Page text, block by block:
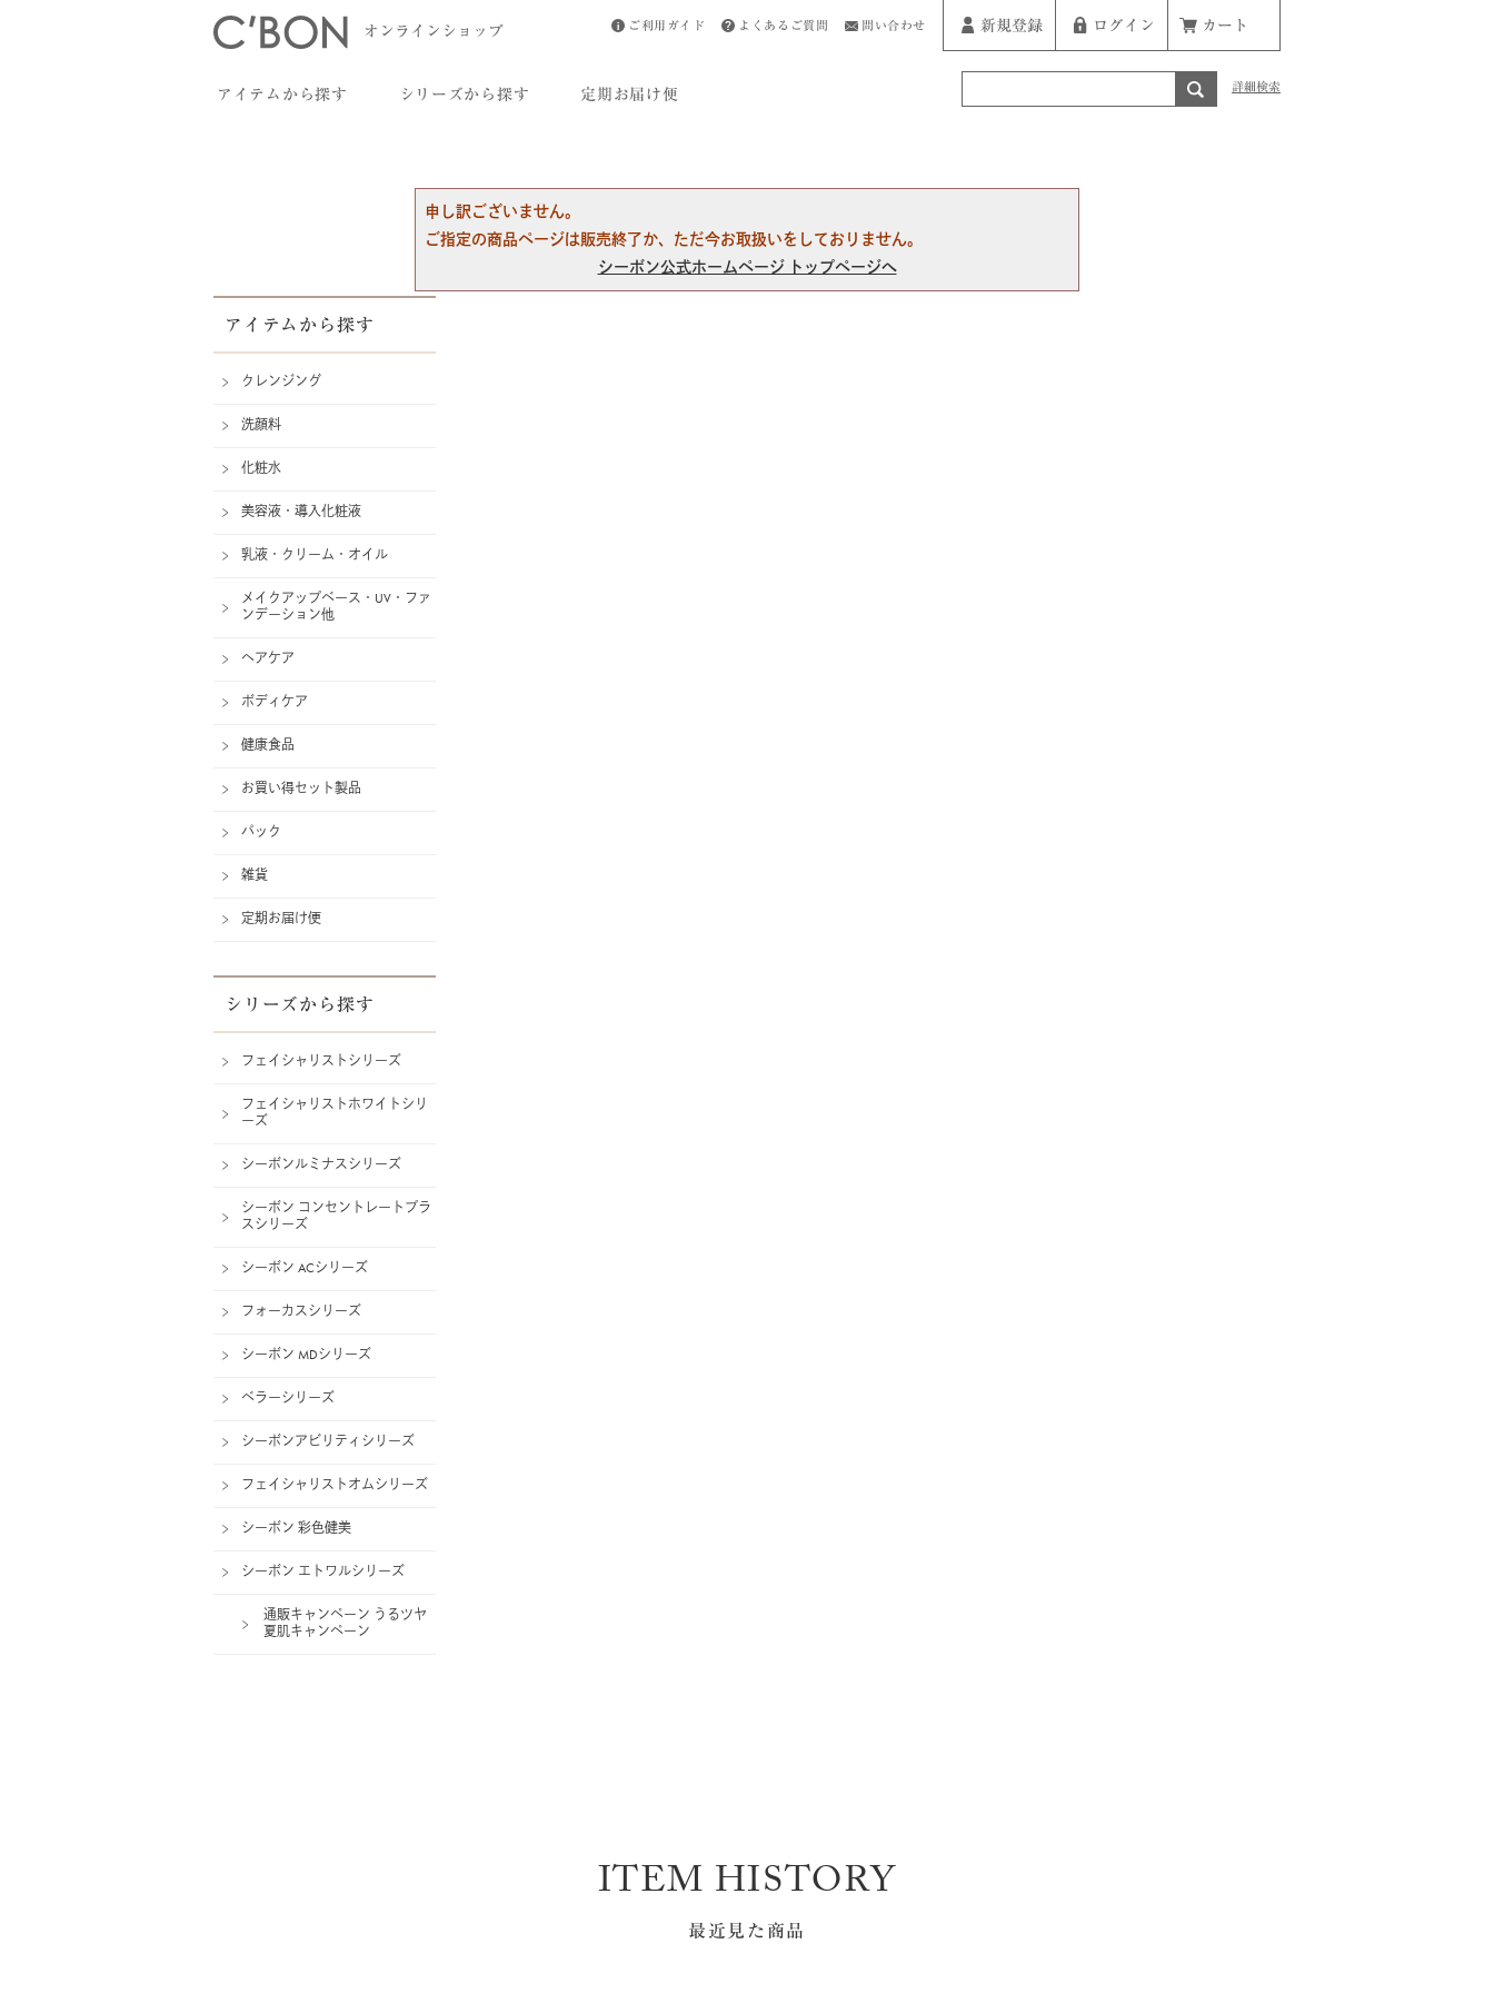
オンラインショップ ご利用ガイド よくあるご質問 問い合わせ 新規登録 ログイン カート
アイテムから探す シリーズから探す 定期お届け便 詳細検索
申し訳ございません。
ご指定の商品ページは販売終了か、ただ今お取扱いをしておりません。
シーボン公式ホームページ トップページへ
アイテムから探す
クレンジング
洗顔料
化粧水
美容液・導入化粧液
乳液・クリーム・オイル
メイクアップベース・UV・ファ
ンデーション他
ヘアケア
ボディケア
健康食品
お買い得セット製品
パック
雑貨
定期お届け便
シリーズから探す
フェイシャリストシリーズ
フェイシャリストホワイトシリ
ーズ
シーボンルミナスシリーズ
シーボン コンセントレートプラ
スシリーズ
シーボン ACシリーズ
フォーカスシリーズ
シーボン MDシリーズ
ベラーシリーズ
シーボンアビリティシリーズ
フェイシャリストオムシリーズ
シーボン 彩色健美
シーボン エトワルシリーズ
通販キャンペーン うるツヤ
夏肌キャンペーン
ITEM HISTORY
最近見た商品